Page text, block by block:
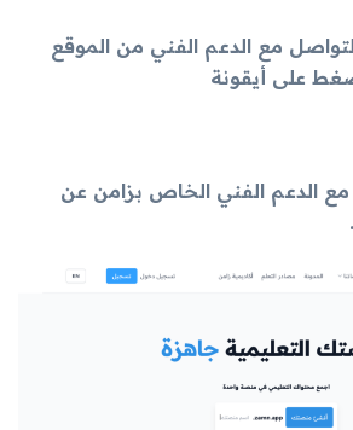
مع الدعم الفني من الموقع
على أيقونة
الدعم الفني الخاص بزامن عن